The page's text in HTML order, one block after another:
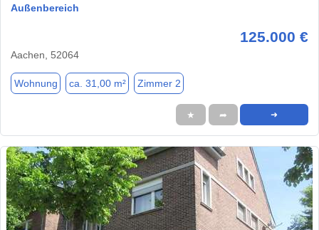
Außenbereich
125.000 €
Aachen, 52064
Wohnung ca. 31,00 m² Zimmer 2
★ ➦ ➜